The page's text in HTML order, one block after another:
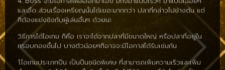
และอึด ส่วนเรื่องเหรียญนั้นได้เยอะมากกว่า ปลาที่กล่าวไปข้างต้น แต่
ก็ต้องแย่งชิงกับผู้เล่นอื่นๆ ด้วยนะ
วิธีการได้ไอเทม ก็คือ เราจะได้จากปลาที่มีขนาดใหญ่ หรือปลาที่อยู่ใน
กรอบทองขึ้นไป บางตัวน้อยๆก็อาจจะมีโอกาสได้รับเช่นกัน
1.ไอเทมประเภทปืน เป็นปืนชนิดพิเศษ ที่สามารถเพิ่มความเร็วและเพิ่ม